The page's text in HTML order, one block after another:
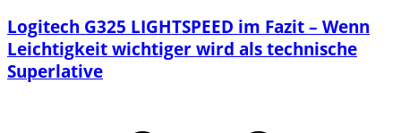
Logitech G325 LIGHTSPEED im Fazit – Wenn
Leichtigkeit wichtiger wird als technische
Superlative